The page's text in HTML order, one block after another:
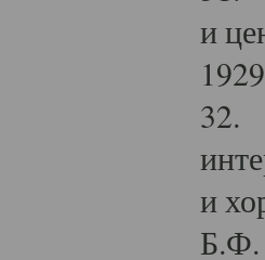
и
32.
и
Б.Ф.